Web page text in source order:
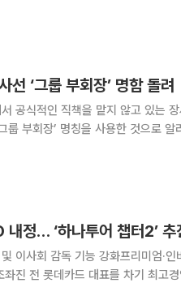
있기 때문이다. 오너
선 ‘그룹 부회장’ 명함 돌려
’ 명칭을 사용한 것으로 알려졌다. 영풍은
연의 미국 제련소 건설 사
정… ‘하나투어 챕터2’ 추
이사회 감독 기능 강화프리미엄·